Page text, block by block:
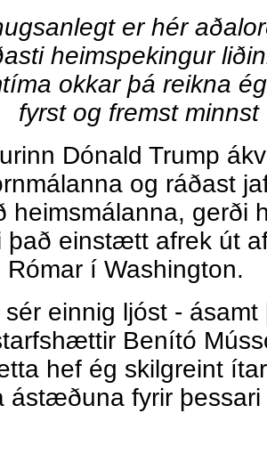
er hér
heimspekingur
okkar þá reikna
fyrst og fremst minnst
Dónald Trump
og ráðast
heimsmálanna, gerði
einstætt afrek út
í Washington.
einnig ljóst -
Benító
hef ég skilgreint
ástæðuna fyrir